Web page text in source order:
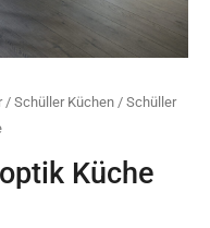
/ Schüller Küchen / Schüller
Küche